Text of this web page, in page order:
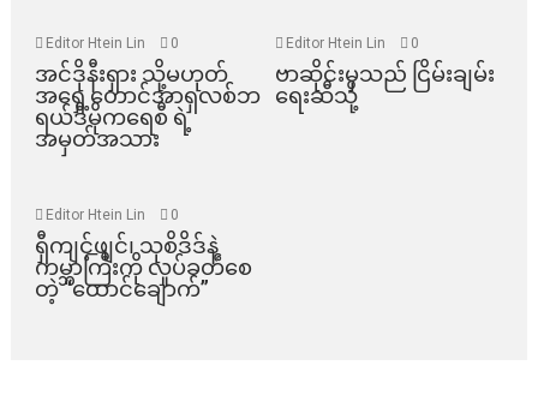
Editor Htein Lin 0
အင်ဒိုနီးရှား သို့မဟုတ်
အရှေ့တောင်အာရှလစ်ဘ
ရယ်ဒီမိုကရေစီ ရဲ့
အမှတ်အသား
Editor Htein Lin 0
ဗာဆိုင်းမှသည် ငြိမ်းချမ်း
ရေးဆီသို့
Editor Htein Lin 0
ရှီကျင့်ဖျင်၊ သုစိဒိဒ်နဲ့
ကမ္ဘာကြီးကို လှုပ်ခတ်စေ
တဲ့ “ထောင်ချောက်”